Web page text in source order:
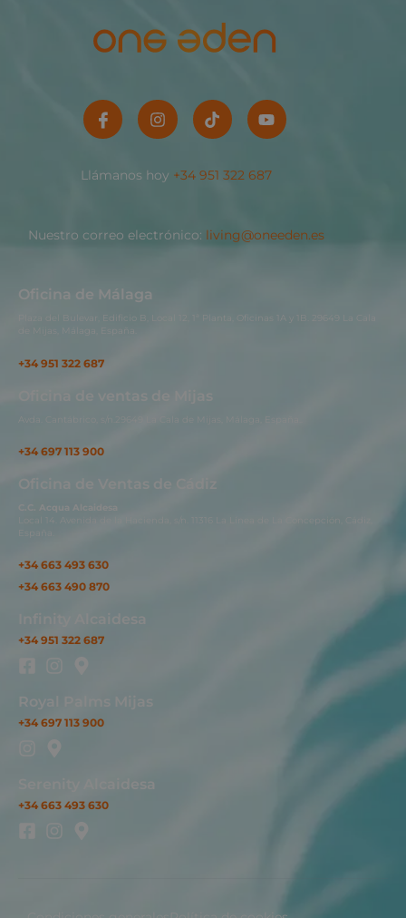
Llámanos hoy +34 951 322 687
Nuestro correo electrónico: living@oneeden.es
Oficina de Málaga
Plaza del Bulevar, Edificio B, Local 12, 1ª Planta, Oficinas 1A y 1B. 29649 La Cala
de Mijas, Málaga, España.
+34 951 322 687
Avda. Cantábrico, s/n.29649 La Cala de Mijas, Málaga, España..
+34 697 113 900
Oficina de Ventas de Cádiz
C.C. Acqua Alcaidesa
Local 14. Avenida de la Hacienda, s/n. 11316 La Línea de La Concepción, Cádiz,
España.
+34 663 493 630
+34 663 490 870
Infinity Alcaidesa
+34 951 322 687
Royal Palms Mijas
+34 697 113 900
Serenity Alcaidesa
+34 663 493 630